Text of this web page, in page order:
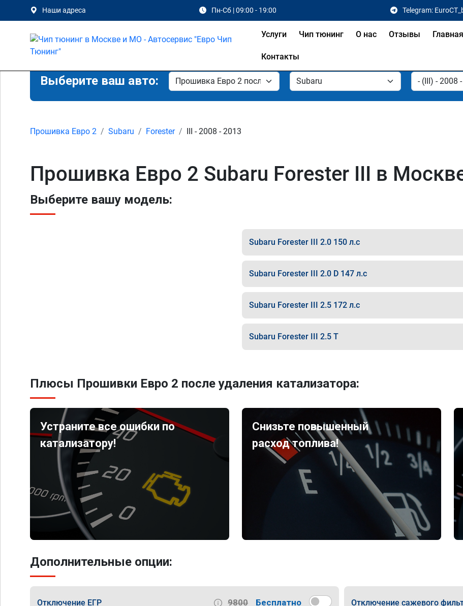
Наши адреса Пн-Сб | 09:00 - 19:00 Telegram:
Услуги Чип тюнинг О нас Отзывы Главная
Контакты
Выберите ваш авто:
Прошивка Евро 2 Subaru Forester III - 2008 - 2013
Прошивка Евро 2 Subaru Forester III в
Выберите вашу модель:
Subaru Forester III 2.0 150 л.с
Subaru Forester III 2.0 D 147 л.с
Subaru Forester III 2.5 172 л.с
Subaru Forester III 2.5 T
Плюсы Прошивки Евро 2 после удаления катализатора:
Устраните все ошибки по
катализатору!
Снизьте повышенный
расход топлива!
Дополнительные опции:
Отключение ЕГР 9800 Бесплатно Отключение сажевого